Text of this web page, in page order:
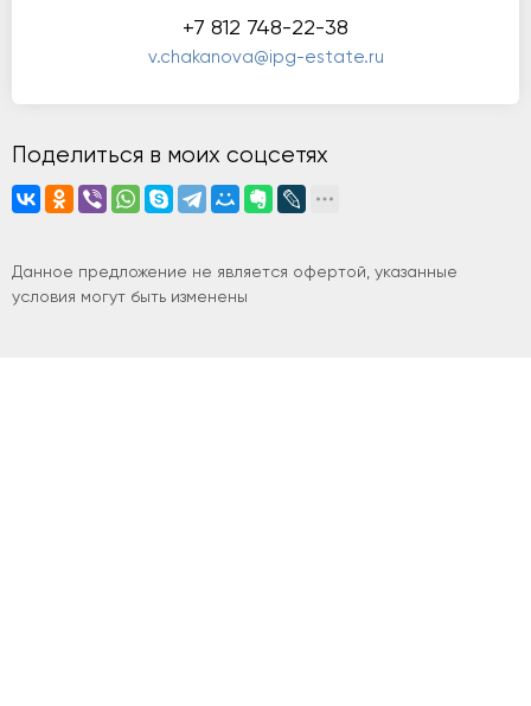
+7 812 748-22-38
v.chakanova@ipg-estate.ru
Поделиться в моих соцсетях
Данное предложение не является офертой, указанные
условия могут быть изменены